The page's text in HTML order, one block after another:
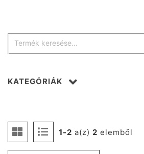
1-2 a(z) 2 elemből
KATEGÓRIÁK